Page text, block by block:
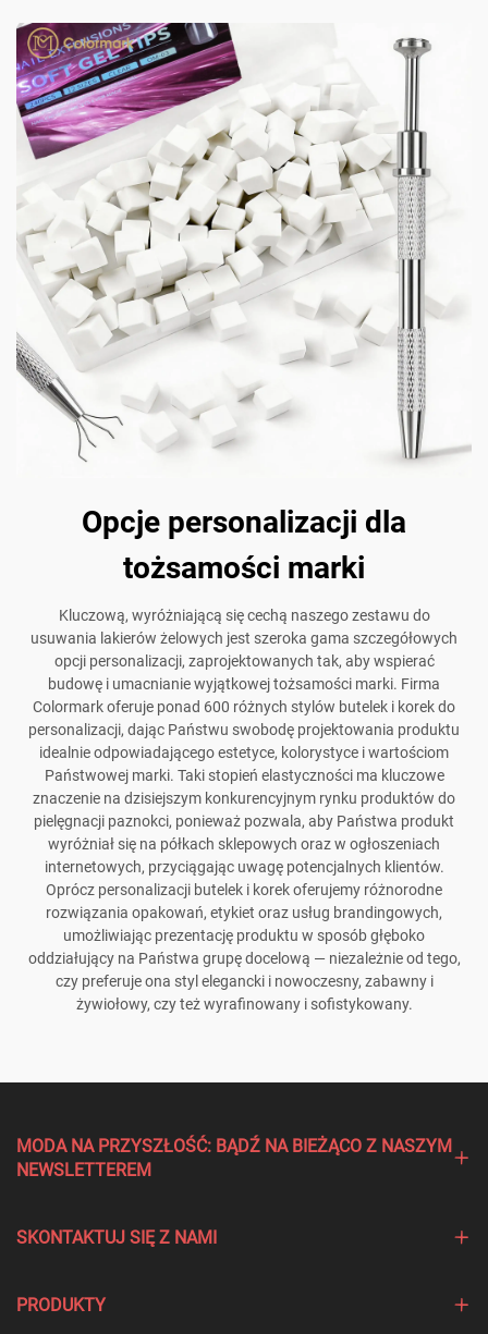
Opcje personalizacji dla
tożsamości marki
Kluczową, wyróżniającą się cechą naszego zestawu do
usuwania lakierów żelowych jest szeroka gama szczegółowych
opcji personalizacji, zaprojektowanych tak, aby wspierać
budowę i umacnianie wyjątkowej tożsamości marki. Firma
Colormark oferuje ponad 600 różnych stylów butelek i korek do
personalizacji, dając Państwu swobodę projektowania produktu
idealnie odpowiadającego estetyce, kolorystyce i wartościom
Państwowej marki. Taki stopień elastyczności ma kluczowe
znaczenie na dzisiejszym konkurencyjnym rynku produktów do
pielęgnacji paznokci, ponieważ pozwala, aby Państwa produkt
wyróżniał się na półkach sklepowych oraz w ogłoszeniach
internetowych, przyciągając uwagę potencjalnych klientów.
Oprócz personalizacji butelek i korek oferujemy różnorodne
rozwiązania opakowań, etykiet oraz usług brandingowych,
umożliwiając prezentację produktu w sposób głęboko
oddziałujący na Państwa grupę docelową — niezależnie od tego,
czy preferuje ona styl elegancki i nowoczesny, zabawny i
żywiołowy, czy też wyrafinowany i sofistykowany.
MODA NA PRZYSZŁOŚĆ: BĄDŹ NA BIEŻĄCO Z NASZYM
NEWSLETTEREM
SKONTAKTUJ SIĘ Z NAMI
PRODUKTY